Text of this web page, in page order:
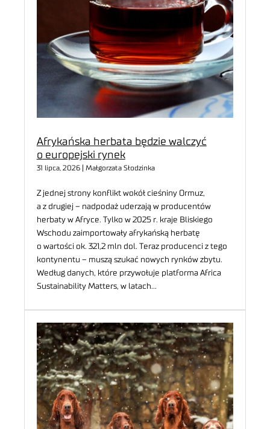
Afrykańska herbata będzie walczyć
o europejski rynek
31 lipca, 2026 | Małgorzata Słodzinka
Z jednej strony konflikt wokół cieśniny Ormuz,
a z drugiej – nadpodaż uderzają w producentów
herbaty w Afryce. Tylko w 2025 r. kraje Bliskiego
Wschodu zaimportowały afrykańską herbatę
o wartości ok. 321,2 mln dol. Teraz producenci z tego
kontynentu – muszą szukać nowych rynków zbytu.
Według danych, które przywołuje platforma Africa
Sustainability Matters, w latach…